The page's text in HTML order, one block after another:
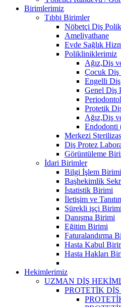
Birimlerimiz
Tıbbi Birimler
Nöbetçi Diş
Ameliyathane
Evde Sağlık
Polikliniklerimiz
Ağız,Diş
Çocuk Diş
Engelli
Genel Diş
Protetik
Ağız,Diş
Endodonti
Merkezi
Diş Protez
Görüntüleme
İdari Birimler
Bilgi İşlem Birimi
Başhekimlik
İstatistik Birimi
İletişim ve
Sürekli işçi Birimi
Danışma Birimi
Eğitim Birimi
Faturalandırma
Hasta Kabul
Hasta Hakları
Hekimlerimiz
UZMAN DİŞ
PROTETİK